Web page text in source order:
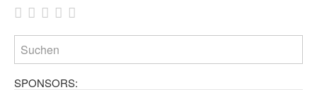
SPONSORS: